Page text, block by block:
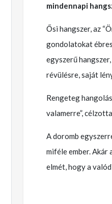
mindennapi
Ősi hangszer, az
gondolatokat
egyszerű
révülésre, saját
Rengeteg
valamerre”,
A doromb
miféle ember. Akár
elmét, hogy a